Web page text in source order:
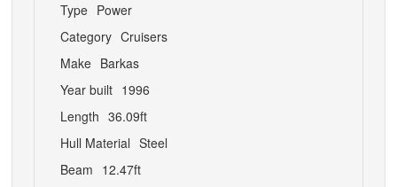
Type Power
Category Cruisers
Make Barkas
Year built 1996
Length 36.09ft
Hull Material Steel
Beam 12.47ft